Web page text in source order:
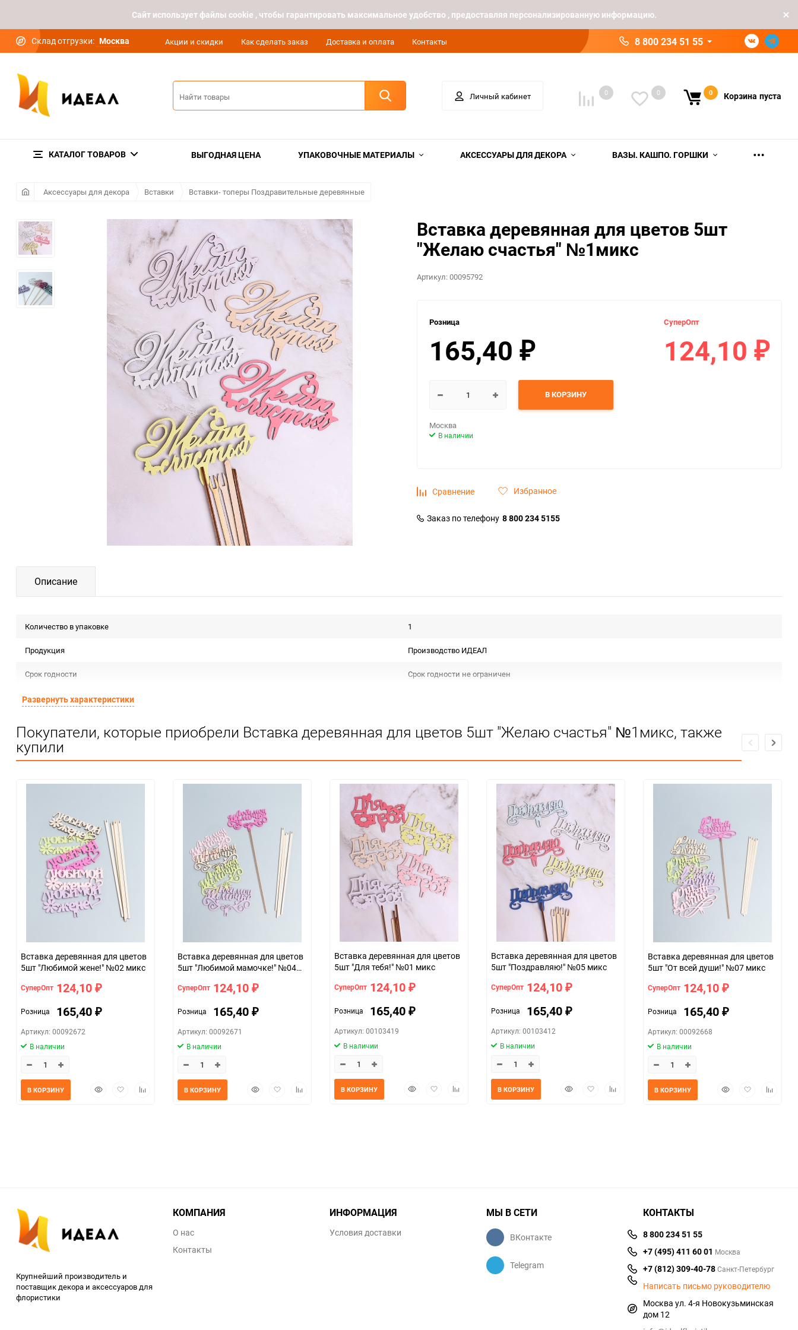
Cайт использует файлы cookie , чтобы гарантировать максимальное удобство , предоставляя персонализированную информацию.
Склад отгрузки: Москва Акции и скидки Как сделать заказ Доставка и оплата Контакты 8 800 234 51 55
Личный кабинет 0 0 0 Корзина пуста
КАТАЛОГ ТОВАРОВ ВЫГОДНАЯ ЦЕНА УПАКОВОЧНЫЕ МАТЕРИАЛЫ АКСЕССУАРЫ ДЛЯ ДЕКОРА ВАЗЫ. КАШПО. ГОРШКИ
Аксессуары для декора Вставки Вставки- топеры Поздравительные деревянные
Вставка деревянная для цветов 5шт
"Желаю счастья" №1микс
Артикул:00095792
Розница
165,40 ₽
СуперОпт
124,10 ₽
В КОРЗИНУ
Москва
В наличии
Сравнение Избранное
Заказ по телефону 8 800 234 5155
Описание
Количество в упаковке 1
Продукция Производство ИДЕАЛ
Срок годности Срок годности не ограничен
Страна изготовителя
Сертификация
1
Единица измерения упак
Развернуть характеристики
Покупатели, которые приобрели Вставка деревянная для цветов 5шт "Желаю счастья" №1микс, также
купили
Вставка деревянная для цветов
5шт "Любимой жене!" №02 микс
СуперОпт 124,10 ₽
Розница 165,40 ₽
Артикул: 00092672
В наличии
БыстрыйДобавитьДобавить
В КОРЗИНУ
Вставка деревянная для цветов
5шт "Любимой мамочке!" №04
СуперОпт 124,10 ₽
Розница 165,40 ₽
Артикул: 00092671
В наличии
БыстрыйДобавитьДобавить
В КОРЗИНУ
Вставка деревянная для цветов
5шт "Для тебя!" №01 микс
СуперОпт 124,10 ₽
Розница 165,40 ₽
Артикул: 00103419
В наличии
БыстрыйДобавитьДобавить
В КОРЗИНУ
Вставка деревянная для цветов
5шт "Поздравляю!" №05 микс
СуперОпт 124,10 ₽
Розница 165,40 ₽
Артикул: 00103412
В наличии
БыстрыйДобавитьДобавить
В КОРЗИНУ
Вставка деревянная для цветов
5шт "От всей души!" №07 микс
СуперОпт 124,10 ₽
Розница 165,40 ₽
Артикул: 00092668
В наличии
БыстрыйДобавить
В КОРЗИНУ
Крупнейший производитель и
поставщик декора и аксессуаров для
флористики
КОМПАНИЯ
О нас
Контакты
ИНФОРМАЦИЯ
Условия доставки
МЫ В СЕТИ
ВКонтакте
Telegram
КОНТАКТЫ
8 800 234 51 55
+7 (495) 411 60 01 Москва
+7 (812) 309-40-78Санкт-Петербург
Написать письмо руководителю
Москва ул. 4-я Новокузьминская
дом 12